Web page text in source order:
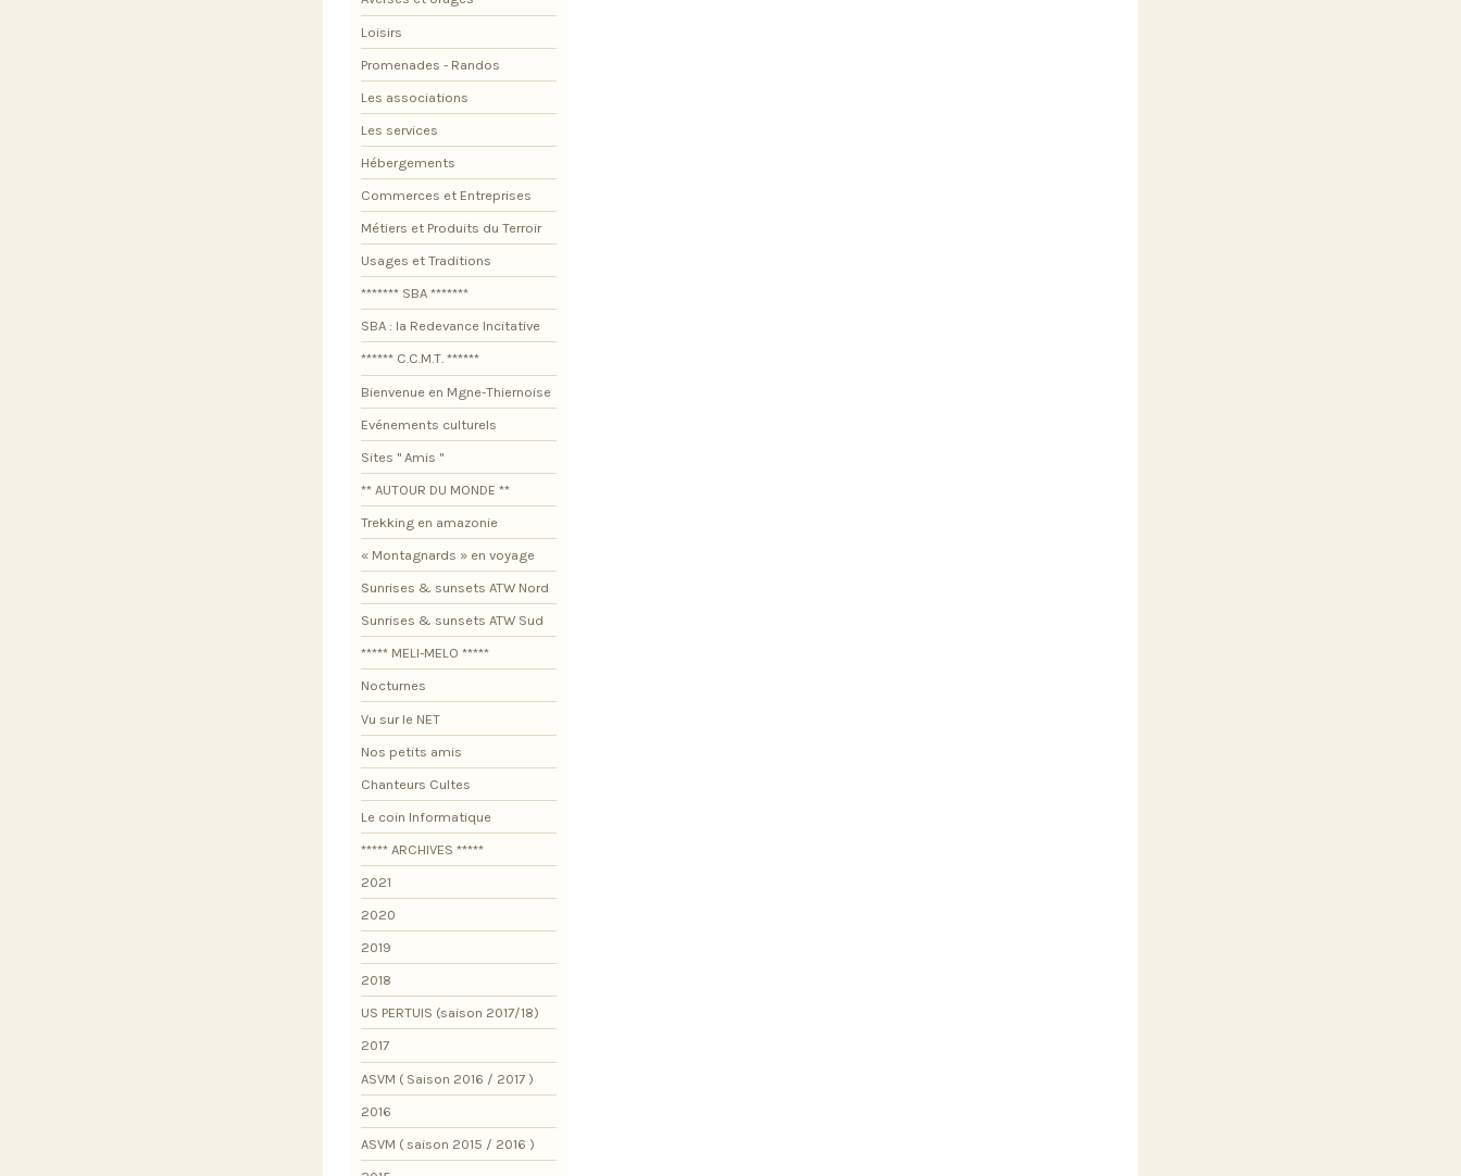
Loisirs
Promenades - Randos
Les associations
Les services
Hébergements
Commerces et Entreprises
Métiers et Produits du Terroir
Usages et Traditions
******* SBA *******
SBA : la Redevance Incitative
****** C.C.M.T. ******
Bienvenue en Mgne-Thiernoise
Evénements culturels
Sites " Amis "
** AUTOUR DU MONDE **
Trekking en amazonie
« Montagnards » en voyage
Sunrises & sunsets ATW Nord
Sunrises & sunsets ATW Sud
***** MELI-MELO *****
Nocturnes
Vu sur le NET
Nos petits amis
Chanteurs Cultes
Le coin Informatique
***** ARCHIVES *****
2021
2020
2019
2018
US PERTUIS (saison 2017/18)
2017
ASVM ( Saison 2016 / 2017 )
2016
ASVM ( saison 2015 / 2016 )